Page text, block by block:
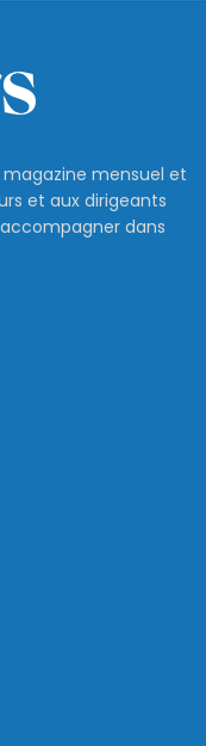
mensuel et
et aux dirigeants
dans